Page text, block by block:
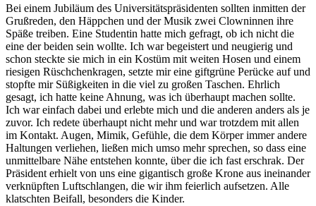
Bei einem Jubiläum des Universitätspräsidenten sollten inmitten der
Grußreden, den Häppchen und der Musik zwei Clowninnen ihre
Späße treiben. Eine Studentin hatte mich gefragt, ob ich nicht die
eine der beiden sein wollte. Ich war begeistert und neugierig und
schon steckte sie mich in ein Kostüm mit weiten Hosen und einem
riesigen Rüschchenkragen, setzte mir eine giftgrüne Perücke auf und
stopfte mir Süßigkeiten in die viel zu großen Taschen. Ehrlich
gesagt, ich hatte keine Ahnung, was ich überhaupt machen sollte.
Ich war einfach dabei und erlebte mich und die anderen anders als je
zuvor. Ich redete überhaupt nicht mehr und war trotzdem mit allen
im Kontakt. Augen, Mimik, Gefühle, die dem Körper immer andere
Haltungen verliehen, ließen mich umso mehr sprechen, so dass eine
unmittelbare Nähe entstehen konnte, über die ich fast erschrak. Der
Präsident erhielt von uns eine gigantisch große Krone aus ineinander
verknüpften Luftschlangen, die wir ihm feierlich aufsetzen. Alle
klatschten Beifall, besonders die Kinder.